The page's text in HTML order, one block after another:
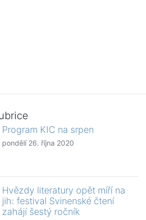
Program KIC na srpen
pondělí 26. října 2020
Hvězdy literatury opět míří na
jih: festival Svinenské čtení
zahájí šestý ročník